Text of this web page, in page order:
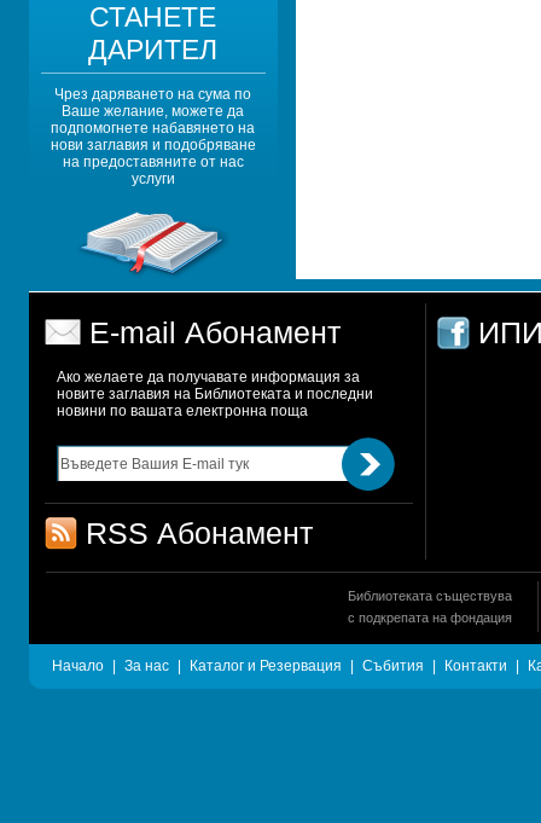
СТАНЕТЕ
ДАРИТЕЛ
Чрез даряването на сума по
Ваше желание, можете да
подпомогнете набавянето на
нови заглавия и подобряване
на предоставяните от нас
услуги
E-mail Абонамент
Ако желаете да получавате информация за
новите заглавия на Библиотеката и последни
новини по вашата електронна поща
RSS Абонамент
ИПИ
Библиотеката съществува
с подкрепата на фондация
Начало За нас Каталог и Резервация Събития Контакти